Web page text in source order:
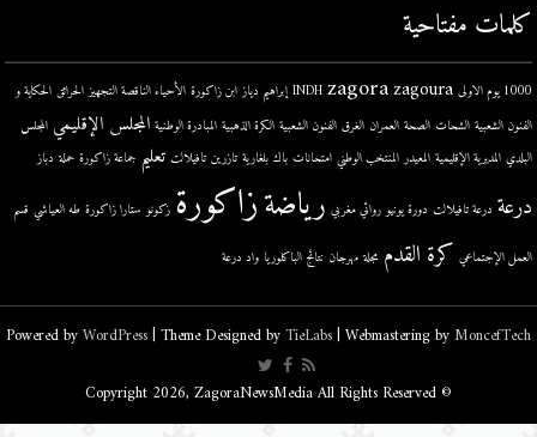
كلمات مفتاحية
1000 يوم الاولى INDH zagora zagoura إبراهيم دياز ابن زاكورة الأحياء الناقصة التجهيز الحرائق الحكاية و
الفنون الشعبية الشحات الصحة العمران الغرق الفنون الشعبية الكرة الذهبية المبادرة الوطنية المجلس الإقليمي المجلس
البلدي المديرية الإقليمية المعيدر المنتخب الوطني امتحانات باك بلغارية تازرين تافيلالت تعليم جماعة زاكورة حملة دباز
درعة درعة تافيلالت دورة يونيو روائي مغربي رياضةزاكورة زكونو ستارا زاكورة طه العياشي قسم
العمل الإجتماعي كرة القدم مجلة مهرجان نتائج الباكلوريا واد درعة
Powered byWordPress| Theme Designed byTieLabs| Webmastering byMoncefTech
© Copyright 2026, ZagoraNewsMedia All Rights Reserved